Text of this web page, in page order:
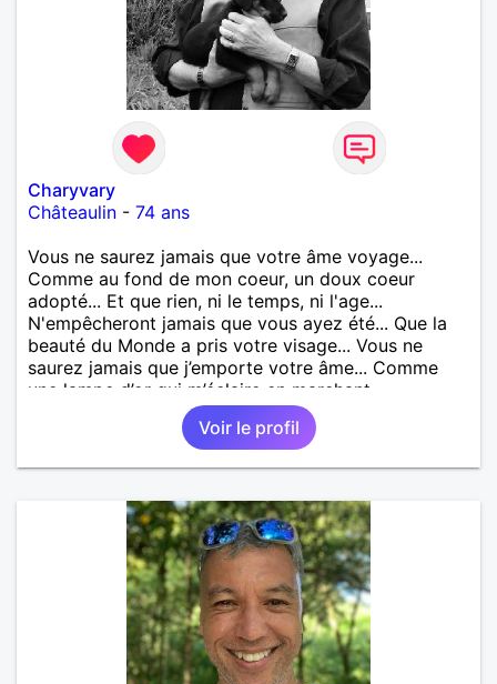
Charyvary
Châteaulin - 74 ans
Vous ne saurez jamais que votre âme voyage...
Comme au fond de mon coeur, un doux coeur
adopté... Et que rien, ni le temps, ni l'age...
N'empêcheront jamais que vous ayez été... Que la
beauté du Monde a pris votre visage... Vous ne
saurez jamais que j’emporte votre âme... Comme
une lampe d’or qui m’éclaire en marchant...
Voir le profil